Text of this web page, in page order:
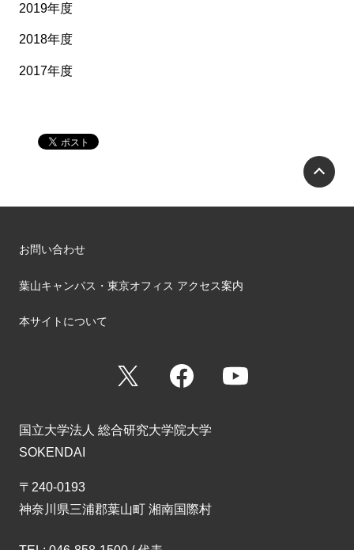
2019年度
2018年度
2017年度
お問い合わせ
葉山キャンパス・東京オフィス アクセス案内
本サイトについて
Facebook
国立大学法人 総合研究大学院大学
SOKENDAI
〒240-0193
神奈川県三浦郡葉山町 湘南国際村